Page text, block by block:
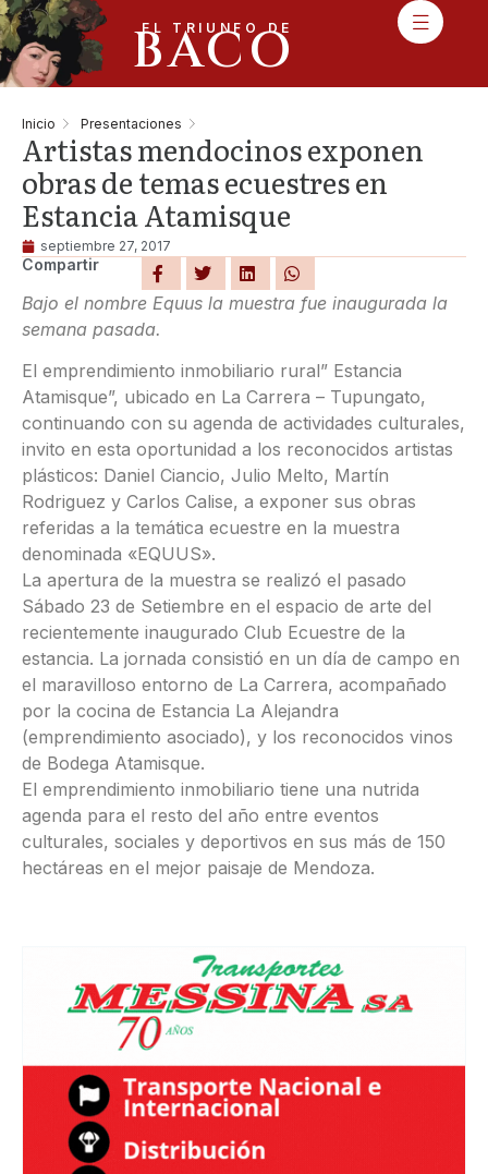
EL TRIUNFO DE
BACO
Inicio Presentaciones
Artistas mendocinos exponen
obras de temas ecuestres en
Estancia Atamisque
septiembre 27, 2017
Compartir
Bajo el nombre Equus la muestra fue inaugurada la
semana pasada.
El emprendimiento inmobiliario rural” Estancia
Atamisque”, ubicado en La Carrera – Tupungato,
continuando con su agenda de actividades culturales,
invito en esta oportunidad a los reconocidos artistas
plásticos: Daniel Ciancio, Julio Melto, Martín
Rodriguez y Carlos Calise, a exponer sus obras
referidas a la temática ecuestre en la muestra
denominada «EQUUS».
La apertura de la muestra se realizó el pasado
Sábado 23 de Setiembre en el espacio de arte del
recientemente inaugurado Club Ecuestre de la
estancia. La jornada consistió en un día de campo en
el maravilloso entorno de La Carrera, acompañado
por la cocina de Estancia La Alejandra
(emprendimiento asociado), y los reconocidos vinos
de Bodega Atamisque.
El emprendimiento inmobiliario tiene una nutrida
agenda para el resto del año entre eventos
culturales, sociales y deportivos en sus más de 150
hectáreas en el mejor paisaje de Mendoza.